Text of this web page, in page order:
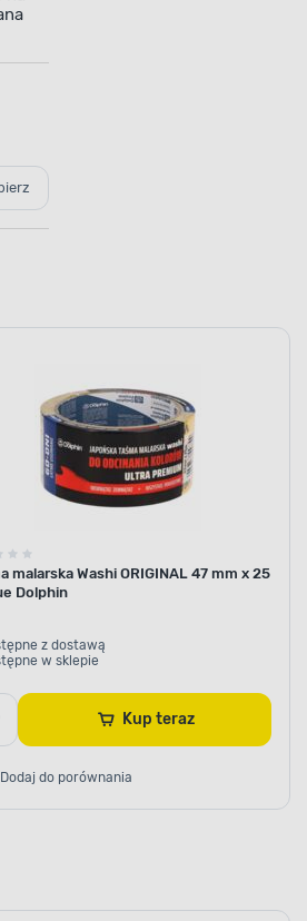
malarska Washi ORIGINAL 47 mm x 25
Dolphin
z dostawą
w sklepie
Kup teraz
Dodaj do porównania